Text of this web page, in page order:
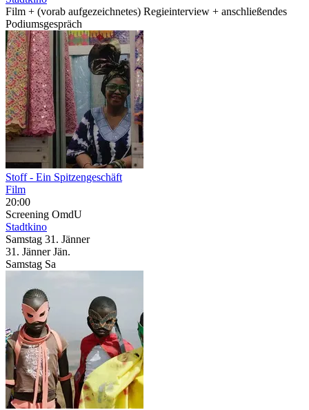
Film + (vorab aufgezeichnetes) Regieinterview + anschließendes
Podiumsgespräch
Stoff - Ein Spitzengeschäft
Film
20:00
Screening OmdU
Stadtkino
Samstag 31. Jänner
31. Jänner Jän.
Samstag Sa